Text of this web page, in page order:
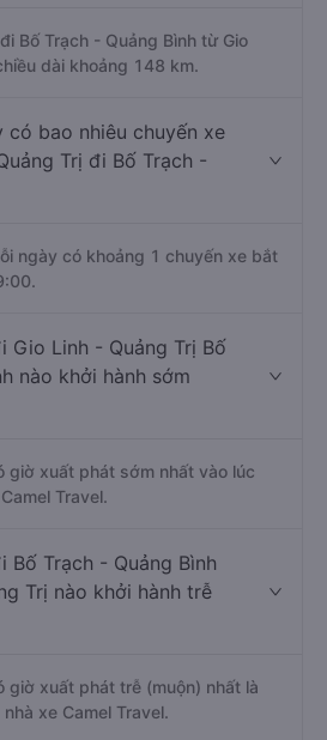
Bố Trạch - Quảng Bình từ Gio
dài khoảng 148 km.
có bao nhiêu chuyến xe
Trị đi Bố Trạch -
ngày có khoảng 1 chuyến xe bắt
Gio Linh - Quảng Trị Bố
nào khởi hành sớm
giờ xuất phát sớm nhất vào lúc
Travel.
Bố Trạch - Quảng Bình
Trị nào khởi hành trễ
giờ xuất phát trễ (muộn) nhất là
xe Camel Travel.